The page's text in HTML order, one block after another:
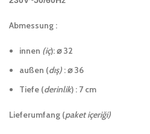
Abmessung :
innen (iç):⌀ 32
außen (dış) :⌀ 36
Tiefe (derinlik) : 7 cm
Lieferumfang (paket içeriği)